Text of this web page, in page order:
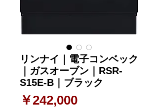
リンナイ｜電子コンベック
｜ガスオーブン｜RSR-
S15E-B｜ブラック
￥242,000価格